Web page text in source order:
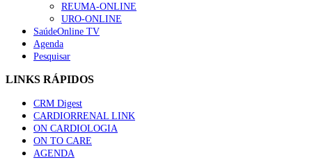
Trodelvy aprovado para primeira linha no cancro da
mama triplo negativo metastático em doentes não
elegíveis para inibidores PD-(L)1
Especialistas defendem mais potássio na alimentação
para ajudar a controlar a hipertensão
57 visualizações
REUMA-ONLINE
URO-ONLINE
SaúdeOnline TV
Agenda
Pesquisar
LINKS RÁPIDOS
CRM Digest
CARDIORRENAL LINK
ON CARDIOLOGIA
ON TO CARE
AGENDA